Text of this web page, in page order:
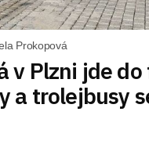
Prokopová
v Plzni jde
a trolejbusy